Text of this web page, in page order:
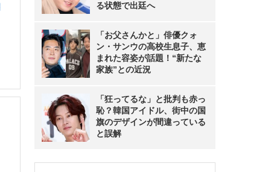
る状態で出廷へ
「お父さんかと」俳優クォ
ン・サンウの高校生息子、恵
まれた容姿が話題！“新たな
家族”との近況
「狂ってるな」と批判も赤っ
恥？韓国アイドル、街中の国
旗のデザインが間違っている
と誤解